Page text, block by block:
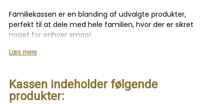
Familiekassen er en blanding af udvalgte produkter,
perfekt til at dele med hele familien, hvor der er sikret
noget for enhver smag!.
Denne Familiekasse XL er fyldt med 23 lækre produkter,
Bestilles der flere varer end denne kasse, sendes det
samlet i én eller flere kasser.
Læs mere
Kassen indeholder følgende
produkter: